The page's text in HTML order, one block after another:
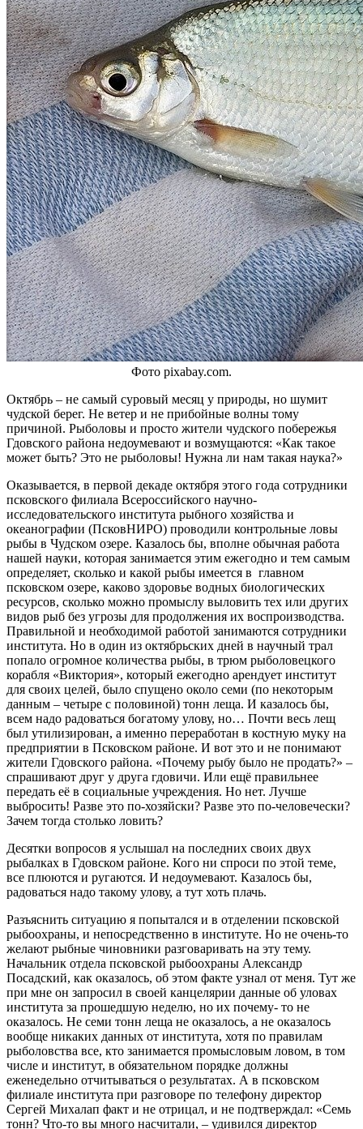
Фото pixabay.com.
Октябрь – не самый суровый месяц у природы, но шумит
чудской берег. Не ветер и не прибойные волны тому
причиной. Рыболовы и просто жители чудского побережья
Гдовского района недоумевают и возмущаются: «Как такое
может быть? Это не рыболовы! Нужна ли нам такая наука?»
Оказывается, в первой декаде октября этого года сотрудники
псковского филиала Всероссийского научно-
исследовательского института рыбного хозяйства и
океанографии (ПсковНИРО) проводили контрольные ловы
рыбы в Чудском озере. Казалось бы, вполне обычная работа
нашей науки, которая занимается этим ежегодно и тем самым
определяет, сколько и какой рыбы имеется в главном
псковском озере, каково здоровье водных биологических
ресурсов, сколько можно промыслу выловить тех или других
видов рыб без угрозы для продолжения их воспроизводства.
Правильной и необходимой работой занимаются сотрудники
института. Но в один из октябрьских дней в научный трал
попало огромное количества рыбы, в трюм рыболовецкого
корабля «Виктория», который ежегодно арендует институт
для своих целей, было спущено около семи (по некоторым
данным – четыре с половиной) тонн леща. И казалось бы,
всем надо радоваться богатому улову, но… Почти весь лещ
был утилизирован, а именно переработан в костную муку на
предприятии в Псковском районе. И вот это и не понимают
жители Гдовского района. «Почему рыбу было не продать?» –
спрашивают друг у друга гдовичи. Или ещё правильнее
передать её в социальные учреждения. Но нет. Лучше
выбросить! Разве это по-хозяйски? Разве это по-человечески?
Зачем тогда столько ловить?
Десятки вопросов я услышал на последних своих двух
рыбалках в Гдовском районе. Кого ни спроси по этой теме,
все плюются и ругаются. И недоумевают. Казалось бы,
радоваться надо такому улову, а тут хоть плачь.
Разъяснить ситуацию я попытался и в отделении псковской
рыбоохраны, и непосредственно в институте. Но не очень-то
желают рыбные чиновники разговаривать на эту тему.
Начальник отдела псковской рыбоохраны Александр
Посадский, как оказалось, об этом факте узнал от меня. Тут же
при мне он запросил в своей канцелярии данные об уловах
института за прошедшую неделю, но их почему- то не
оказалось. Не семи тонн леща не оказалось, а не оказалось
вообще никаких данных от института, хотя по правилам
рыболовства все, кто занимается промысловым ловом, в том
числе и институт, в обязательном порядке должны
еженедельно отчитываться о результатах. А в псковском
филиале института при разговоре по телефону директор
Сергей Михалап факт и не отрицал, и не подтверждал: «Семь
тонн? Что-то вы много насчитали, – удивился директор